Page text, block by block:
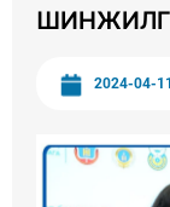
2024-04-